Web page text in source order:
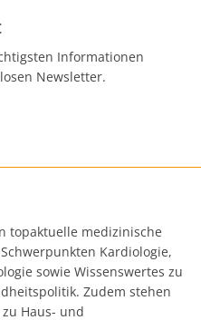
Informationen
Newsletter.
topaktuelle medizinische
Kardiologie,
sowie Wissenswertes zu
Zudem stehen
Haus- und